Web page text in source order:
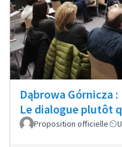
Dąbrowa Górnicza
Le dialogue plutôt
Proposition officielle